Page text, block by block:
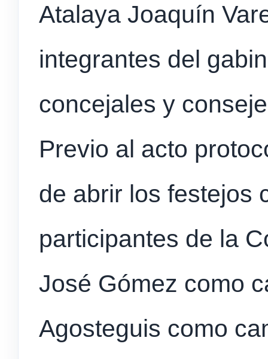
Atalaya Joaquín
integrantes del
concejales y
Previo al acto
de abrir los festejos
participantes de la
José Gómez como
Agosteguis como